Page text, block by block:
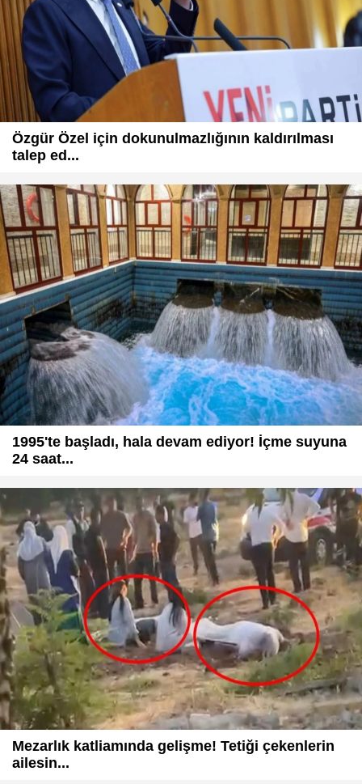
Özgür Özel için dokunulmazlığının kaldırılması
talep ed...
1995'te başladı, hala devam ediyor! İçme suyuna
24 saat...
Mezarlık katliamında gelişme! Tetiği çekenlerin
ailesin...